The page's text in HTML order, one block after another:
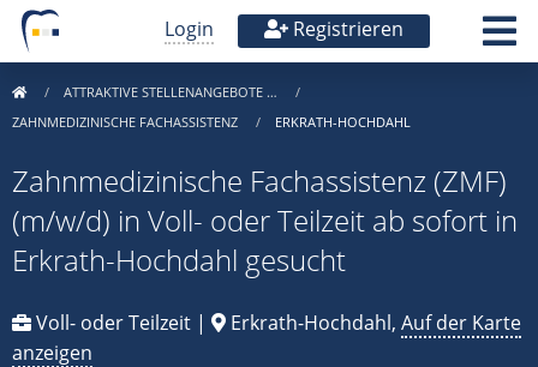
Login Registrieren
ATTRAKTIVE STELLENANGEBOTE …
ZAHNMEDIZINISCHE FACHASSISTENZ
ERKRATH-HOCHDAHL
Zahnmedizinische Fachassistenz (ZMF)
(m/w/d) in Voll- oder Teilzeit ab sofort in
Erkrath-Hochdahl gesucht
Voll- oder Teilzeit | Erkrath-Hochdahl, Auf der Karte
anzeigen